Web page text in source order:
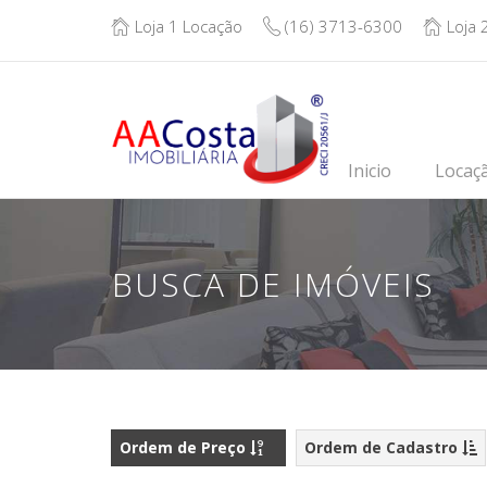
Loja 1 Locação (16) 3713-6300 Loja
Inicio
BUSCA DE IMÓVEIS
Ordem de Preço Ordem de Cadastro